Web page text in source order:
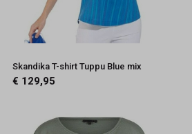
Skandika T-shirt Tuppu Blue mix
€ 129,95